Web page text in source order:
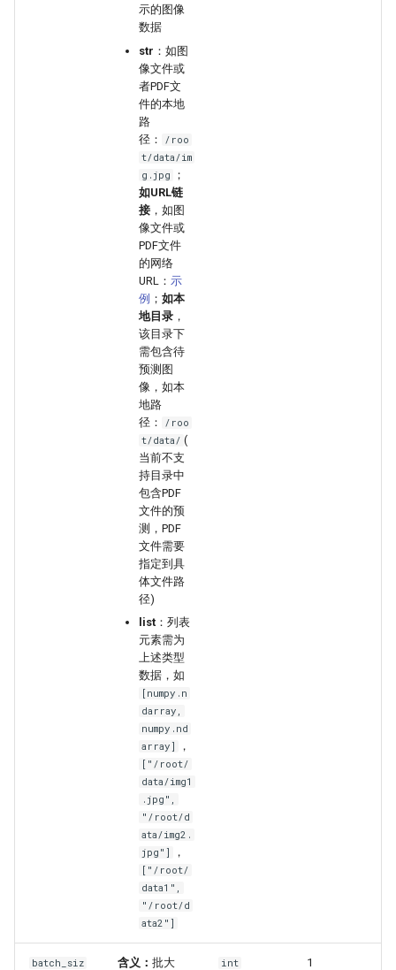
示的图像
数据
str ：如图
像文件或
者PDF文
件的本地
路
径：
/roo
t/data/im
g.jpg
；
如URL链
接 ，如图
像文件或
PDF文件
的网络
URL： 示
例 ； 如本
地目录 ，
该目录下
需包含待
预测图
像，如本
地路
径：
/roo
t/data/ (
当前不支
持目录中
包含PDF
文件的预
测，PDF
文件需要
指定到具
体文件路
径)
list ：列表
元素需为
上述类型
数据，如
[numpy.n
darray,
numpy.nd
array]
，
["/root/
data/img1
.jpg",
"/root/d
ata/img2.
jpg"]
，
["/root/
data1",
"/root/d
ata2"]
batch_siz 含义： 批大 int 1